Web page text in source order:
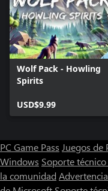
Wolf Pack - Howling
Spirits
USD$9.99
PC Game Pass Juegos de
Windows Soporte técnico
la comunidad